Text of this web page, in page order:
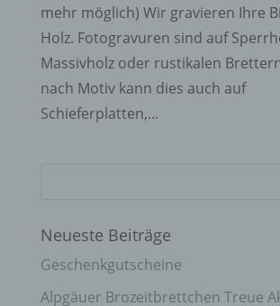
mehr möglich) Wir gravieren Ihre
Holz. Fotogravuren sind auf
Massivholz oder rustikalen
nach Motiv kann dies auch auf
Schieferplatten,...
Neueste Beiträge
Geschenkgutscheine
Alpgäuer Brozeitbrettchen Treue